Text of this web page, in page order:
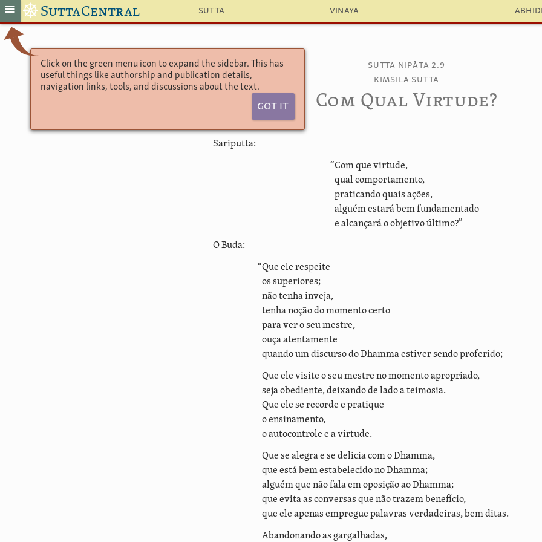
Sutta Vinaya
≡ ☸ SuttaCentral
Click on the green menu icon to expand the sidebar. This has
useful things like authorship and publication details,
navigation links, tools, and discussions about the text.
Got It
Sutta Nipāta 2.9
Kimsila Sutta
Com Qual Virtude?
Sariputta:
“Com que virtude,
qual comportamento,
praticando quais ações,
alguém estará bem fundamentado
e alcançará o objetivo último?”
O Buda:
“Que ele respeite
os superiores;
não tenha inveja,
tenha noção do momento certo
para ver o seu mestre,
ouça atentamente
quando um discurso do Dhamma estiver sendo proferido;
Que ele visite o seu mestre no momento apropriado,
seja obediente, deixando de lado a teimosia.
Que ele se recorde e pratique
o ensinamento,
o autocontrole e a virtude.
Que se alegra e se delicia com o Dhamma,
que está bem estabelecido no Dhamma;
alguém que não fala em oposição ao Dhamma;
que evita as conversas que não trazem benefício,
que ele apenas empregue palavras verdadeiras, bem ditas.
Abandonando as gargalhadas,